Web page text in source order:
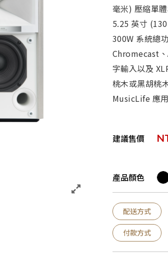
毫米) 壓縮單
5.25 英寸
300W 系統總
Chromecast
字輸入以及
桃木或黑胡桃
MusicLife 應
建議售價
產品顏色
配送方式
付款方式